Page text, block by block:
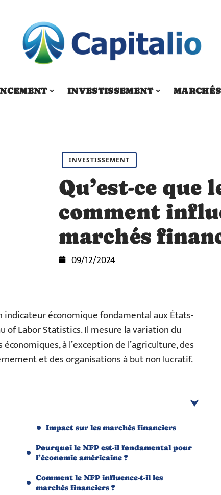
INVESTISSEMENT MARCHÉS
INVESTISSEMENT
Qu’est-ce que
comment
marchés
09/12/2024
indicateur économique fondamental aux États-
of Labor Statistics. Il mesure la variation du
à l’exception de l’agriculture, des
et des organisations à but non lucratif.
Impact sur les marchés financiers
Pourquoi le NFP est-il fondamental pour
l’économie américaine ?
Comment le NFP influence-t-il les
marchés financiers ?